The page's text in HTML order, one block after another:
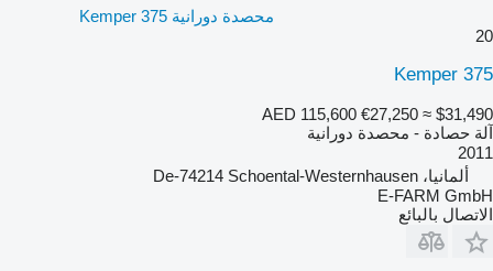
محصدة دورانية Kemper 375
20
Kemper 375
AED 115,600 €27,250 ≈ $31,490
آلة حصادة - محصدة دورانية
2011
ألمانيا، De-74214 Schoental-Westernhausen
E-FARM GmbH
الاتصال بالبائع